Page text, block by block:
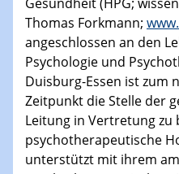
Thomas Forkmann;
angeschlossen an den
Psychologie und
Duisburg-Essen ist zum
Zeitpunkt die Stelle der
Leitung in Vertretung zu
psychotherapeutische
unterstützt mit ihrem